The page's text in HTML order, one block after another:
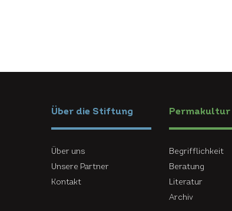
Über die Stiftung
Über uns
Unsere Partner
Kontakt
Permakultur
Begrifflichkeit
Beratung
Literatur
Archiv